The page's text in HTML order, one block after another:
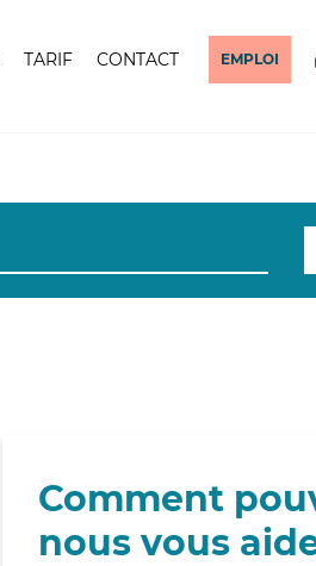
TARIF CONTACT EMPLOI
Comment
nous vous